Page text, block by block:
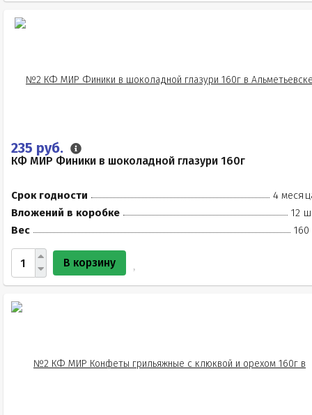
235 руб.
КФ МИР Финики в шоколадной глазури 160г
Срок годности
4
Вложений в коробке
12
Вес
160
В корзину